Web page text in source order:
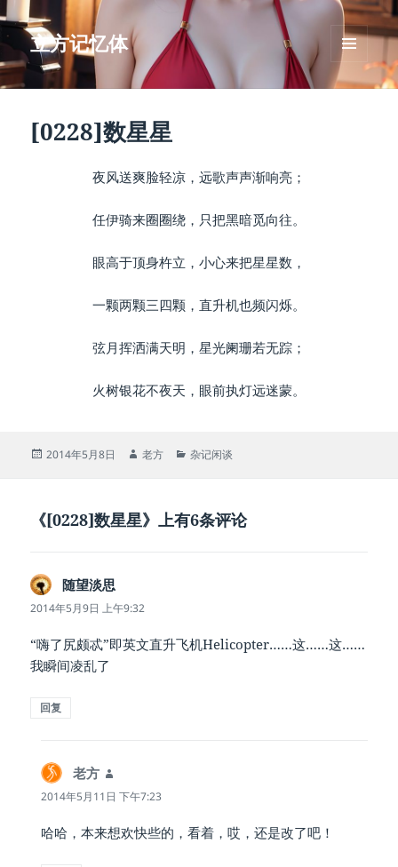
立方记忆体
菜单和
挂件
[0228]数星星
夜风送爽脸轻凉，远歌声声渐响亮；
任伊骑来圈圈绕，只把黑暗觅向往。
眼高于顶身杵立，小心来把星星数，
一颗两颗三四颗，直升机也频闪烁。
弦月挥洒满天明，星光阑珊若无踪；
火树银花不夜天，眼前执灯远迷蒙。
发
2014年5月8日
作
老方
分
杂记闲谈
《[0228]数星星》上有6条评论
随望淡思
道：
2014年5月9日 上午9:32
“嗨了尻颇忒”即英文直升飞机Helicopter……这……这……
我瞬间凌乱了
回复
老方
道：
2014年5月11日 下午7:23
哈哈，本来想欢快些的，看着，哎，还是改了吧！